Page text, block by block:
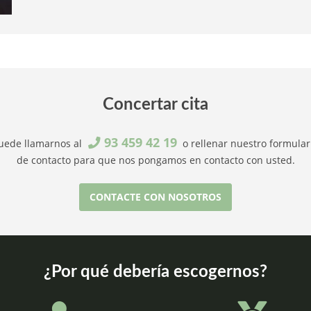
Concertar cita
llamarnos al 93 459 42 19 o rellenar nuestro
de contacto para que nos pongamos en contacto con usted.
CONTACTE CON NOSOTROS
¿Por qué debería escogernos?